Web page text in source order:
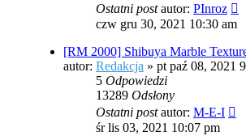
Ostatni postautor: PInroz
czw gru 30, 2021 10:30 am
[RM 2000] Shibuya Marble
autor: Redakcja » pt paź 08, 2021
5 Odpowiedzi
13289 Odsłony
Ostatni postautor: M-E-I
śr lis 03, 2021 10:07 pm